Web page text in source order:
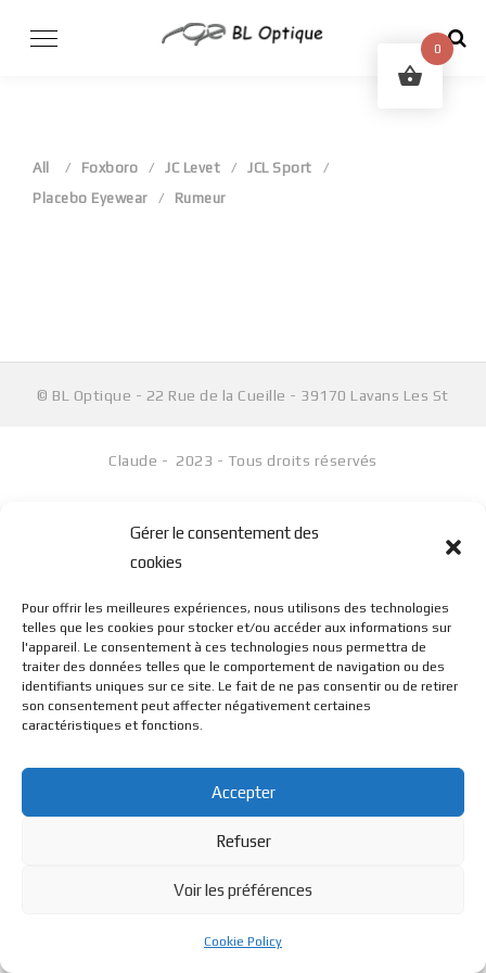
Gérer le consentement des
cookies
Pour offrir les meilleures expériences, nous utilisons des technologies
telles que les cookies pour stocker et/ou accéder aux informations sur
l'appareil. Le consentement à ces technologies nous permettra de
traiter des données telles que le comportement de navigation ou des
identifiants uniques sur ce site. Le fait de ne pas consentir ou de retirer
son consentement peut affecter négativement certaines
caractéristiques et fonctions.
Accepter
Refuser
Voir les préférences
Cookie Policy
All Foxboro JC Levet
JCL Sport
Placebo Eyewear
Rumeur
© BL Optique - 22 Rue de la Cueille - 39170 Lavans Les St
Claude - 2023 - Tous droits réservés
0